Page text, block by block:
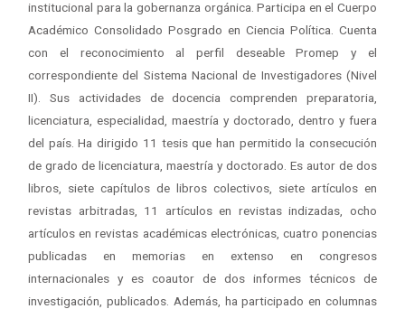
institucional para la gobernanza orgánica. Participa en el Cuerpo
Académico Consolidado Posgrado en Ciencia Política. Cuenta
con el reconocimiento al perfil deseable Promep y el
correspondiente del Sistema Nacional de Investigadores (Nivel
II). Sus actividades de docencia comprenden preparatoria,
licenciatura, especialidad, maestría y doctorado, dentro y fuera
del país. Ha dirigido 11 tesis que han permitido la consecución
de grado de licenciatura, maestría y doctorado. Es autor de dos
libros, siete capítulos de libros colectivos, siete artículos en
revistas arbitradas, 11 artículos en revistas indizadas, ocho
artículos en revistas académicas electrónicas, cuatro ponencias
publicadas en memorias en extenso en congresos
internacionales y es coautor de dos informes técnicos de
investigación, publicados. Además, ha participado en columnas